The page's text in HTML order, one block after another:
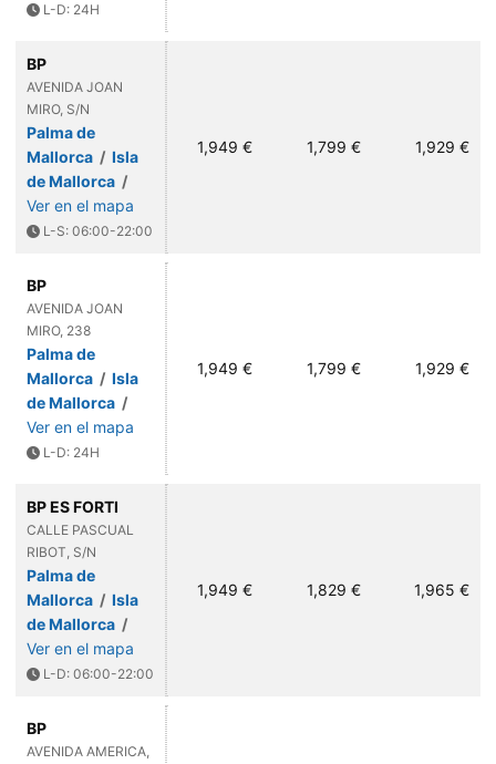
L-D: 24H
BP
AVENIDA JOAN
MIRO, S/N
Palma de
Mallorca / Isla
de Mallorca /
Ver en el mapa
L-S: 06:00-22:00
1,949 € 1,799 € 1,929 €
BP
AVENIDA JOAN
MIRO, 238
Palma de
Mallorca / Isla
de Mallorca /
Ver en el mapa
L-D: 24H
1,949 € 1,799 € 1,929 €
BP ES FORTI
CALLE PASCUAL
RIBOT, S/N
Palma de
Mallorca / Isla
de Mallorca /
Ver en el mapa
L-D: 06:00-22:00
1,949 € 1,829 € 1,965 €
BP
AVENIDA AMERICA,